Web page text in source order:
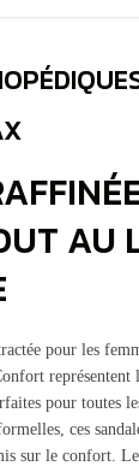
AU
pour les
pour toutes
ces
sur le confort.